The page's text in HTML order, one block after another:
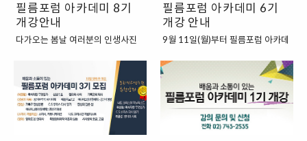
필름포럼 아카데미 8기
개강안내
다가오는 봄날 여러분의 인생사진
습니다. 강좌와 입니다. 사진찍는 행
위를 통해서 나의 메시지를 드러낸
다는 것은 정말 멋진 일이죠. 야심차
게 준비한 강좌에 참여해보세요 ^^.
스토리가 있는 삶으로 여러분을 초
대합니다. 우리의 이야기를 작품으
필름포럼 아카데미 6기
개강 안내
9월 11일(월)부터 필름포럼 아카데
학, 심리상담, 영화, 문화예술 등 각
분야의 기독 전문가들이 한데 모였
습니다. 그중 '산책길' 기독교영성고
전학당과 함께하는 "영성과 인문강
좌"를 추천합니다. 선선한 가을, 필